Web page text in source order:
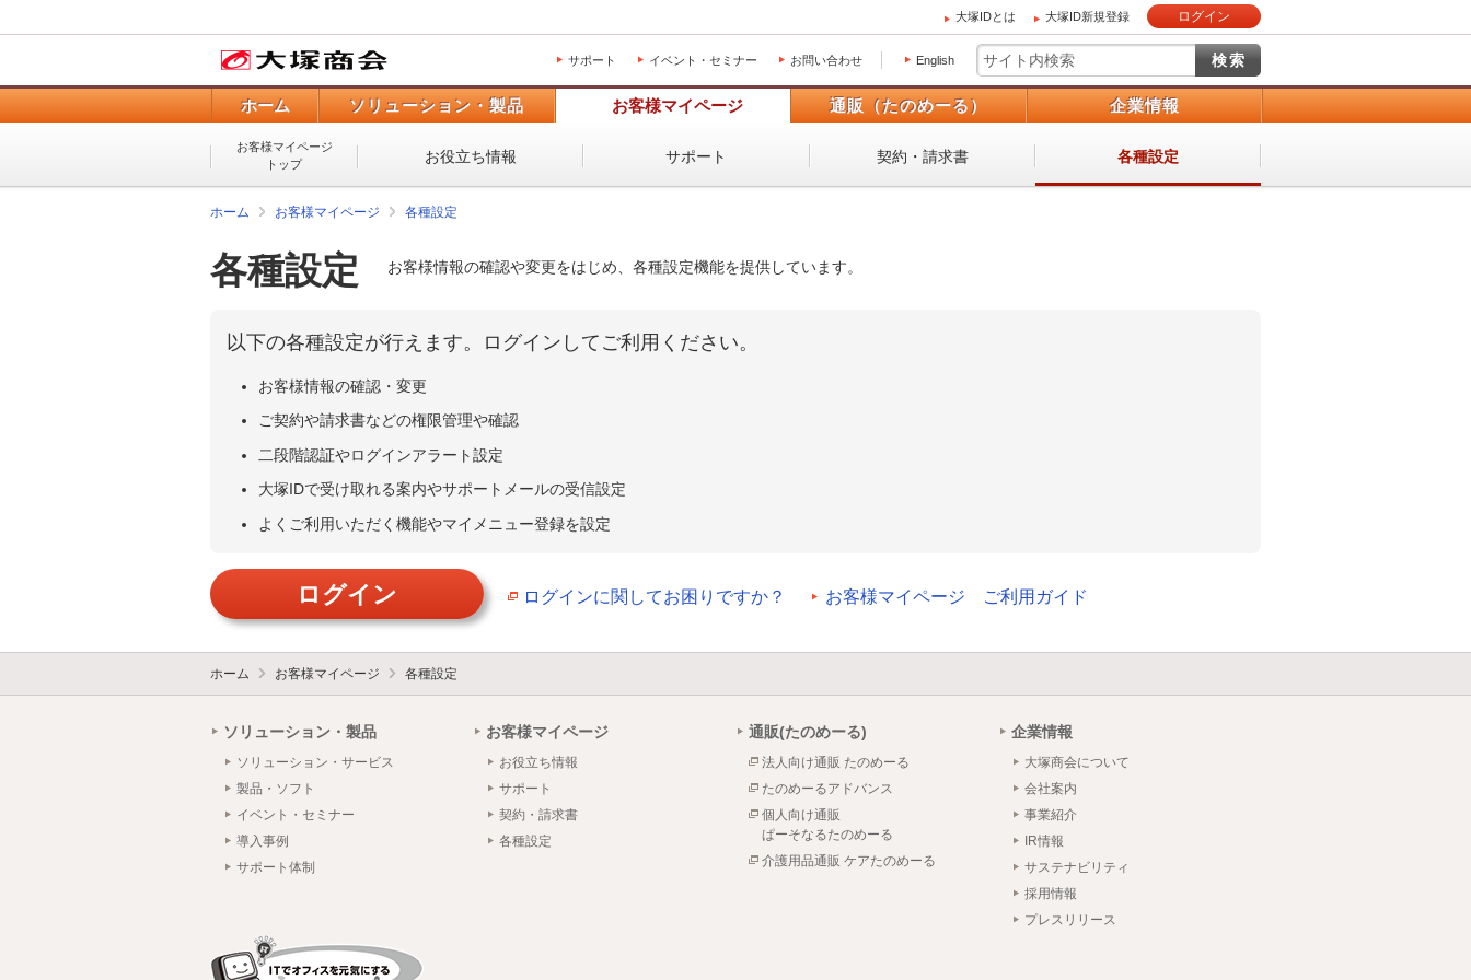
大塚IDとは 大塚ID新規登録 ログイン
サポート イベント・セミナー お問い合わせ English
ホーム ソリューション・製品 お客様マイページ 通販（たのめーる） 企業情報
お客様マイページ
トップ
お役立ち情報 サポート 契約・請求書 各種設定
ホーム お客様マイページ 各種設定
各種設定 お客様情報の確認や変更をはじめ、各種設定機能を提供しています。
以下の各種設定が行えます。ログインしてご利用ください。
お客様情報の確認・変更
ご契約や請求書などの権限管理や確認
二段階認証やログインアラート設定
大塚IDで受け取れる案内やサポートメールの受信設定
よくご利用いただく機能やマイメニュー登録を設定
ログイン ログインに関してお困りですか？ お客様マイページ ご利用ガイド
ホーム お客様マイページ 各種設定
ソリューション・製品
ソリューション・サービス
製品・ソフト
イベント・セミナー
導入事例
サポート体制
お客様マイページ
お役立ち情報
サポート
契約・請求書
各種設定
通販(たのめーる)
法人向け通販 たのめーる
たのめーるアドバンス
個人向け通販
ぱーそなるたのめーる
介護用品通販 ケアたのめーる
企業情報
大塚商会について
会社案内
事業紹介
IR情報
サステナビリティ
採用情報
プレスリリース